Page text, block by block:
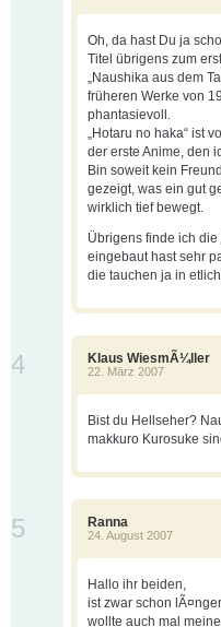
Oh, da hast Du ja
Titel übrigens zum
„Naushika aus dem
früheren Werke von
phantasievoll.
„Hotaru no haka“ ist
der erste Anime, den
Bin soweit kein
gezeigt, was ein gut
wirklich tief bewegt.
Übrigens finde ich die
eingebaut hast sehr
die tauchen ja in
Klaus WiesmÃ¼ller
22. März 2007
4
Bist du Hellseher?
makkuro Kurosuke
Ranna
24. August 2007
5
Hallo ihr beiden,
ist zwar schon
wollte auch mal